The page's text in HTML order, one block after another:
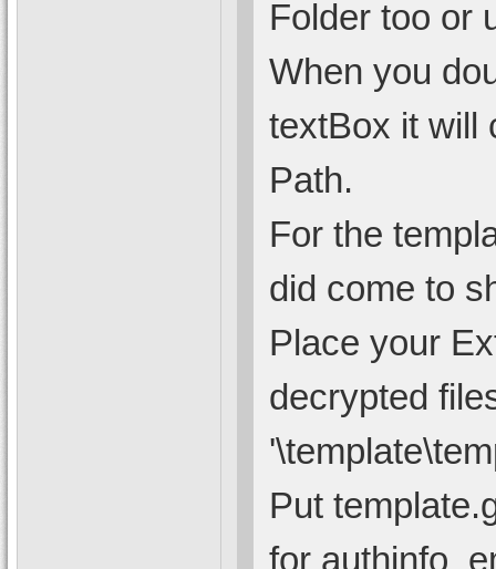
Folder too or
When you
textBox it will
Path.
For the
did come to
Place your
decrypted
Put
for